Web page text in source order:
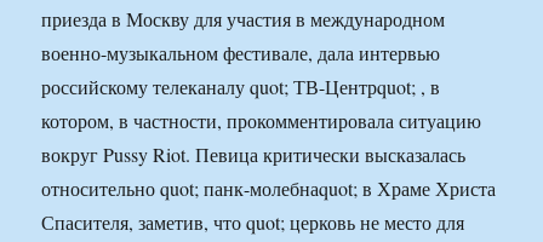
приезда в Москву для участия в международном
военно-музыкальном фестивале, дала интервью
российскому телеканалу quot; ТВ-Центрquot; , в
котором, в частности, прокомментировала ситуацию
вокруг Pussy Riot. Певица критически высказалась
относительно quot; панк-молебнаquot; в Храме Христа
Спасителя, заметив, что quot; церковь не место для